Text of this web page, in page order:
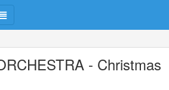
- Christmas